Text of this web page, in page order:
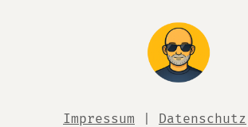
Impressum Datenschutz